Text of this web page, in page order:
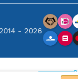
- 2026